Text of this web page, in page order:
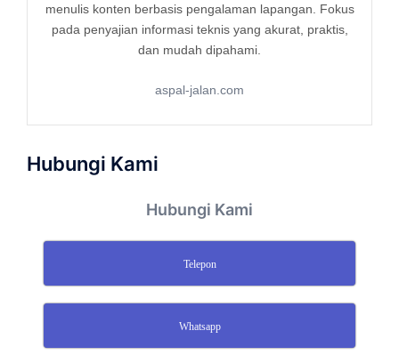
menulis konten berbasis pengalaman lapangan. Fokus
pada penyajian informasi teknis yang akurat, praktis,
dan mudah dipahami.
aspal-jalan.com
Hubungi Kami
Hubungi Kami
Telepon
Whatsapp